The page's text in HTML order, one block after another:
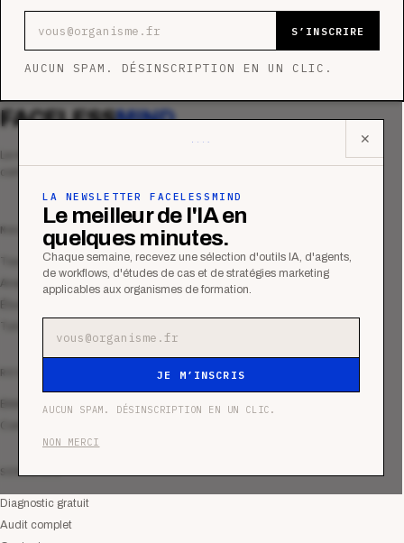
S’INSCRIRE
AUCUN SPAM. DÉSINSCRIPTION EN UN CLIC.
✕
LA NEWSLETTER FACELESSMIND
Le meilleur de l'IA en
quelques minutes.
Chaque semaine, recevez une sélection d'outils IA, d'agents,
de workflows, d'études de cas et de stratégies marketing
applicables aux organismes de formation.
JE M’INSCRIS
AUCUN SPAM. DÉSINSCRIPTION EN UN CLIC.
NON MERCI
FACELESSMIND
commerciale des organismes de formation.
MAGAZINE
Tous les articles
Analyses
Tutoriels
RESSOURCES
Bibliothèque
Communauté
SERVICES
Diagnostic gratuit
Audit complet